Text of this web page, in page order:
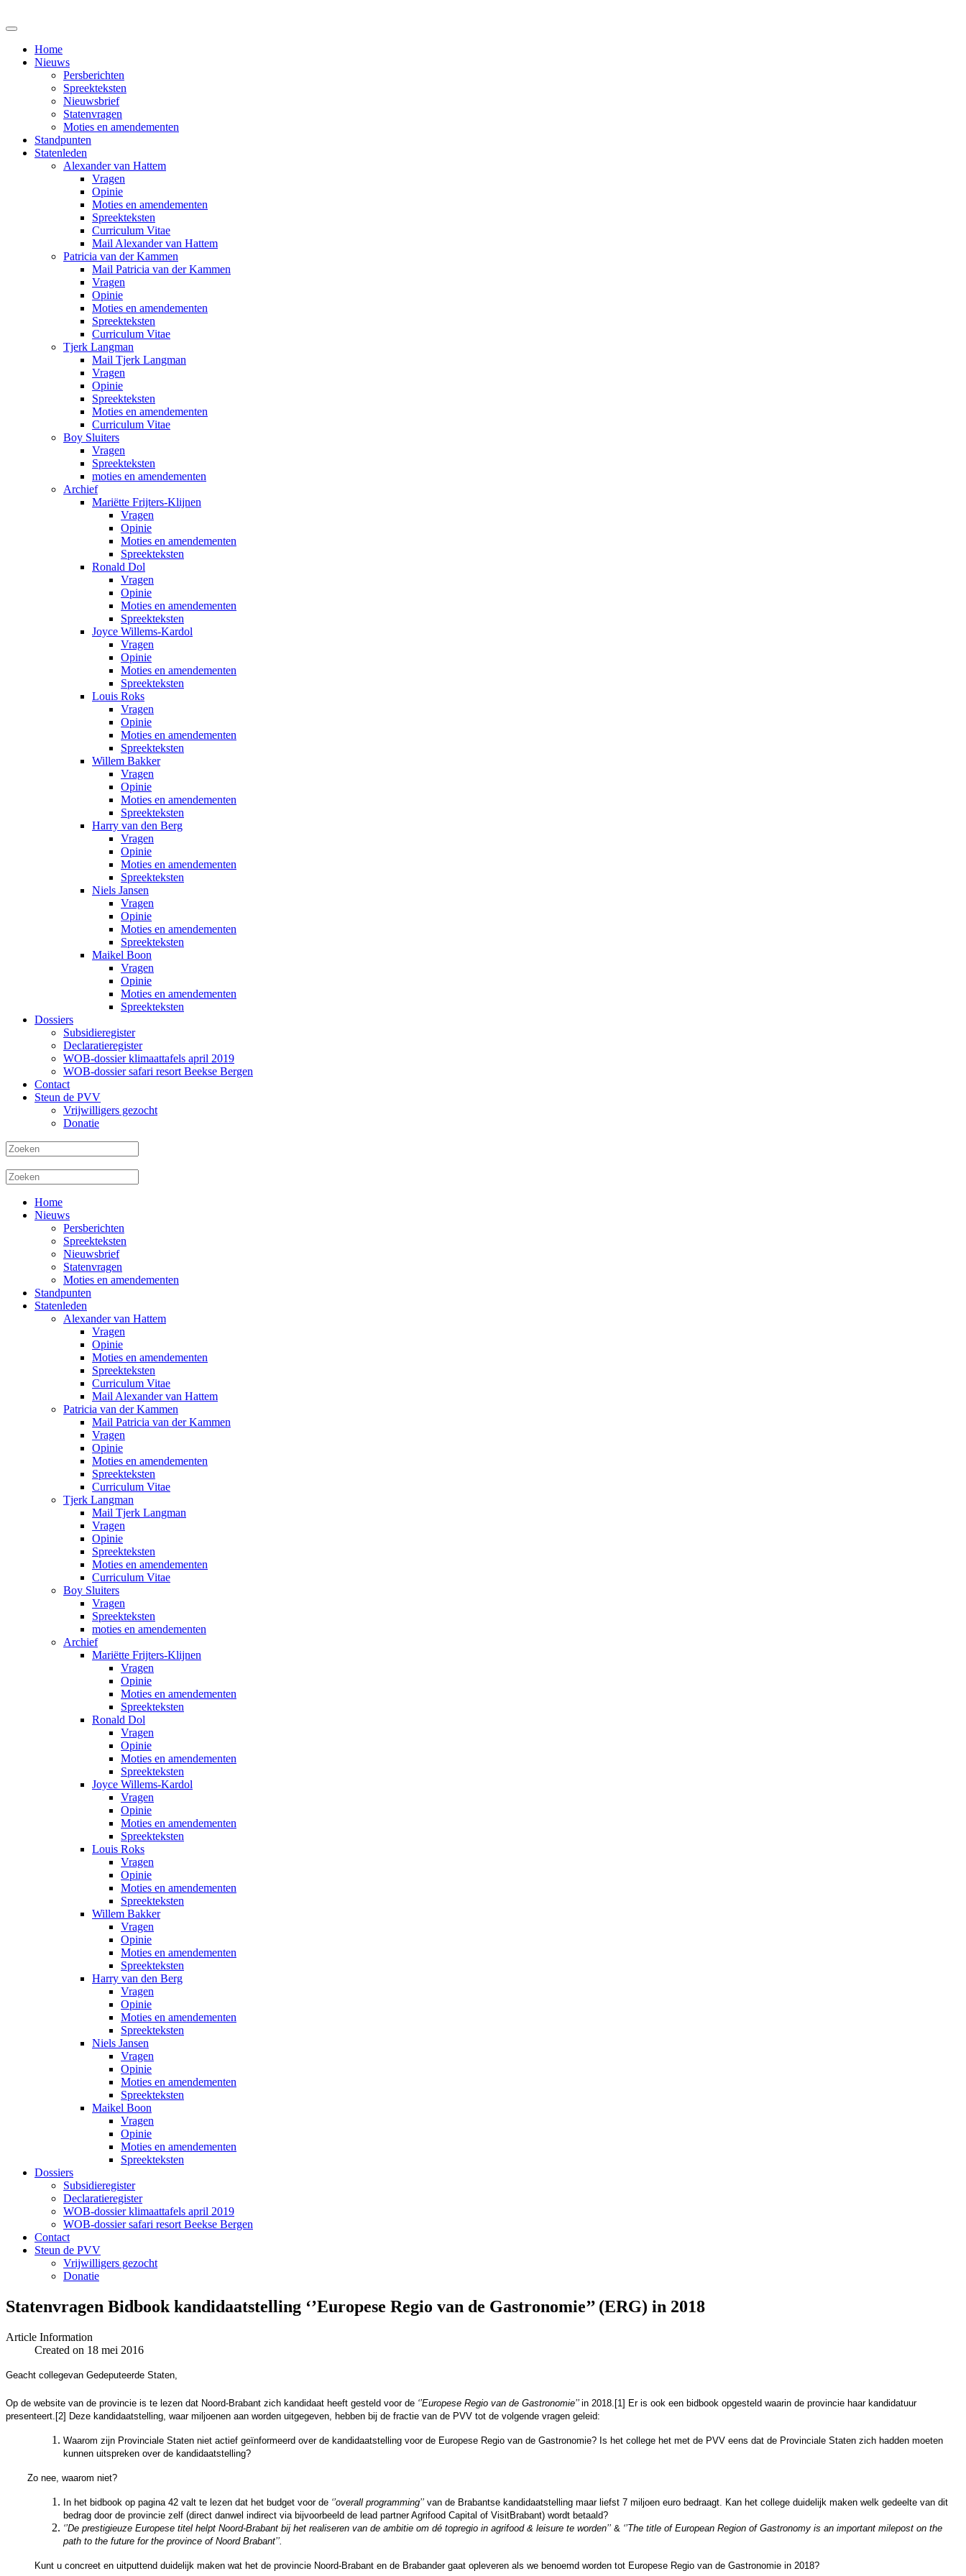
Home
Nieuws
Persberichten
Spreekteksten
Nieuwsbrief
Statenvragen
Moties en amendementen
Standpunten
Statenleden
Alexander van Hattem
Vragen
Opinie
Moties en amendementen
Spreekteksten
Curriculum Vitae
Mail Alexander van Hattem
Patricia van der Kammen
Mail Patricia van der Kammen
Vragen
Opinie
Moties en amendementen
Spreekteksten
Curriculum Vitae
Tjerk Langman
Mail Tjerk Langman
Vragen
Opinie
Spreekteksten
Moties en amendementen
Curriculum Vitae
Boy Sluiters
Vragen
Spreekteksten
moties en amendementen
Archief
Mariëtte Frijters-Klijnen
Vragen
Opinie
Moties en amendementen
Spreekteksten
Ronald Dol
Vragen
Opinie
Moties en amendementen
Spreekteksten
Joyce Willems-Kardol
Vragen
Opinie
Moties en amendementen
Spreekteksten
Louis Roks
Vragen
Opinie
Moties en amendementen
Spreekteksten
Willem Bakker
Vragen
Opinie
Moties en amendementen
Spreekteksten
Harry van den Berg
Vragen
Opinie
Moties en amendementen
Spreekteksten
Niels Jansen
Vragen
Opinie
Moties en amendementen
Spreekteksten
Maikel Boon
Vragen
Opinie
Moties en amendementen
Spreekteksten
Dossiers
Subsidieregister
Declaratieregister
WOB-dossier klimaattafels april 2019
WOB-dossier safari resort Beekse Bergen
Contact
Steun de PVV
Vrijwilligers gezocht
Donatie
Home
Nieuws
Persberichten
Spreekteksten
Nieuwsbrief
Statenvragen
Moties en amendementen
Standpunten
Statenleden
Alexander van Hattem
Vragen
Opinie
Moties en amendementen
Spreekteksten
Curriculum Vitae
Mail Alexander van Hattem
Patricia van der Kammen
Mail Patricia van der Kammen
Vragen
Opinie
Moties en amendementen
Spreekteksten
Curriculum Vitae
Tjerk Langman
Mail Tjerk Langman
Vragen
Opinie
Spreekteksten
Moties en amendementen
Curriculum Vitae
Boy Sluiters
Vragen
Spreekteksten
moties en amendementen
Archief
Mariëtte Frijters-Klijnen
Vragen
Opinie
Moties en amendementen
Spreekteksten
Ronald Dol
Vragen
Opinie
Moties en amendementen
Spreekteksten
Joyce Willems-Kardol
Vragen
Opinie
Moties en amendementen
Spreekteksten
Louis Roks
Vragen
Opinie
Moties en amendementen
Spreekteksten
Willem Bakker
Vragen
Opinie
Moties en amendementen
Spreekteksten
Harry van den Berg
Vragen
Opinie
Moties en amendementen
Spreekteksten
Niels Jansen
Vragen
Opinie
Moties en amendementen
Spreekteksten
Maikel Boon
Vragen
Opinie
Moties en amendementen
Spreekteksten
Dossiers
Subsidieregister
Declaratieregister
WOB-dossier klimaattafels april 2019
WOB-dossier safari resort Beekse Bergen
Contact
Steun de PVV
Vrijwilligers gezocht
Donatie
Statenvragen Bidbook kandidaatstelling ‘’Europese Regio van de Gastronomie’’ (ERG) in 2018
Article Information
Created on 18 mei 2016
Geacht collegevan Gedeputeerde Staten,
Op de website van de provincie is te lezen dat Noord-Brabant zich kandidaat heeft gesteld voor de ‘’Europese Regio van de Gastronomie’’ in 2018. [1] Er is ook een bidbook opgesteld waarin de provincie haar kandidatuur
presenteert. [2] Deze kandidaatstelling, waar miljoenen aan worden uitgegeven, hebben bij de fractie van de PVV tot de volgende vragen geleid:
Waarom zijn Provinciale Staten niet actief geïnformeerd over de kandidaatstelling voor de Europese Regio van de Gastronomie? Is het college het met de PVV eens dat de Provinciale Staten zich hadden moeten
kunnen uitspreken over de kandidaatstelling?
Zo nee, waarom niet?
In het bidbook op pagina 42 valt te lezen dat het budget voor de ‘’overall programming’’ van de Brabantse kandidaatstelling maar liefst 7 miljoen euro bedraagt. Kan het college duidelijk maken welk gedeelte van dit
bedrag door de provincie zelf (direct danwel indirect via bijvoorbeeld de lead partner Agrifood Capital of VisitBrabant) wordt betaald?
‘’De prestigieuze Europese titel helpt Noord-Brabant bij het realiseren van de ambitie om dé topregio in agrifood & leisure te worden’’ & ‘’The title of European Region of Gastronomy is an important milepost on the
path to the future for the province of Noord Brabant’’.
Kunt u concreet en uitputtend duidelijk maken wat het de provincie Noord-Brabant en de Brabander gaat opleveren als we benoemd worden tot Europese Regio van de Gastronomie in 2018?